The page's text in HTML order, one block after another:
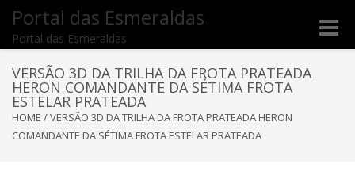
Portal das Esmeraldas
Portal das Esmeraldas
Toggle
VERSÃO 3D DA TRILHA DA FROTA PRATEADA
HERON COMANDANTE DA SÉTIMA FROTA
ESTELAR PRATEADA
HOME /VERSÃO 3D DA TRILHA DA FROTA PRATEADA HERON
COMANDANTE DA SÉTIMA FROTA ESTELAR PRATEADA